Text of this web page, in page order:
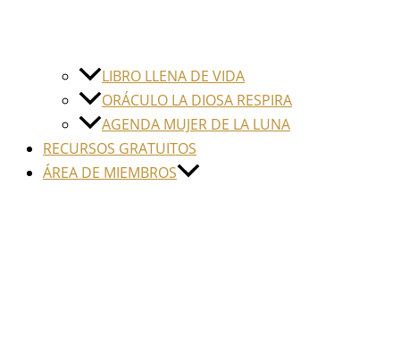
LIBRO LLENA DE VIDA
ORÁCULO LA DIOSA RESPIRA
AGENDA MUJER DE LA LUNA
RECURSOS GRATUITOS
ÁREA DE MIEMBROS